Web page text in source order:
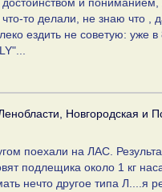
то делали, не знаю что ,
ездить не советую: уже
Новгородская и
поехали на ЛАС.
подлещика около 1 кг
нечто другое типа Л....я